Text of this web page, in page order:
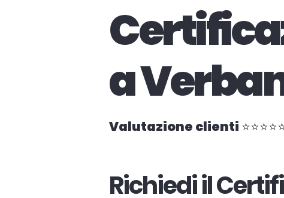
a
Valutazione clienti
Richiedi il